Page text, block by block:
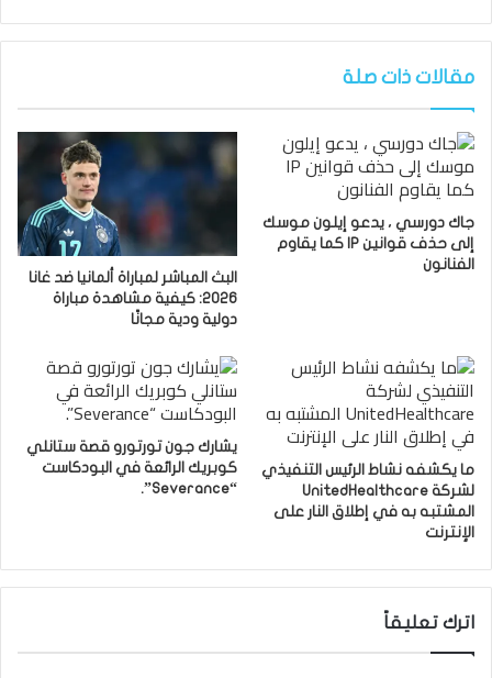
مقالات ذات صلة
جاك دورسي ، يدعو إيلون موسك
إلى حذف قوانين IP كما يقاوم
الفنانون
البث المباشر لمباراة ألمانيا ضد غانا
2026: كيفية مشاهدة مباراة
دولية ودية مجانًا
ما يكشفه نشاط الرئيس التنفيذي
لشركة UnitedHealthcare
المشتبه به في إطلاق النار على
الإنترنت
يشارك جون تورتورو قصة ستانلي
كوبريك الرائعة في البودكاست
“Severance”.
اترك تعليقاً